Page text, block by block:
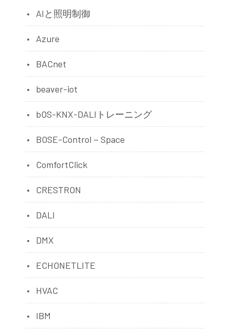
AIと照明制御
Azure
BACnet
beaver-iot
bOS-KNX-DALIトレーニング
BOSE-Control－Space
ComfortClick
CRESTRON
DALI
DMX
ECHONETLITE
HVAC
IBM